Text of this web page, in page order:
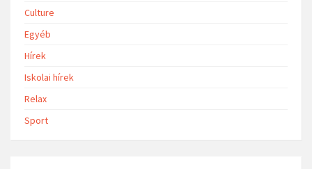
Culture
Egyéb
Hírek
Iskolai hírek
Relax
Sport